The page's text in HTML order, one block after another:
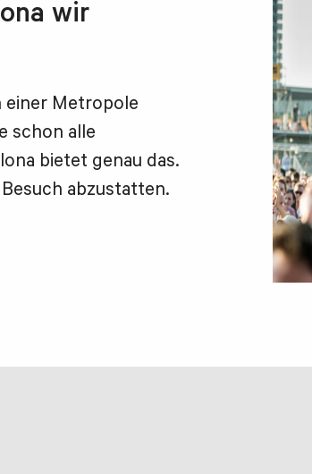
wir
einer Metropole
schon alle
bietet genau das.
abzustatten.